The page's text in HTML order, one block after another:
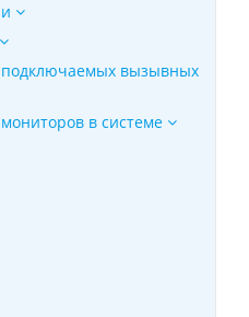
подключаемых вызывных
в системе